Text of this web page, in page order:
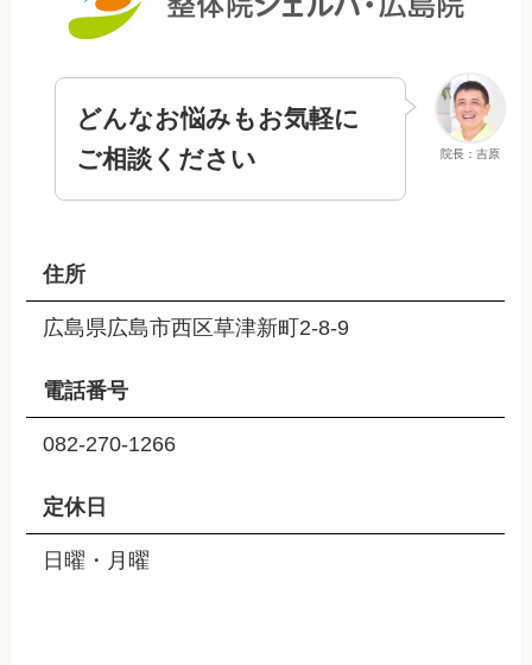
院長：吉原
どんなお悩みもお気軽に
ご相談ください
住所
広島県広島市西区草津新町2-8-9
電話番号
082-270-1266
定休日
日曜・月曜